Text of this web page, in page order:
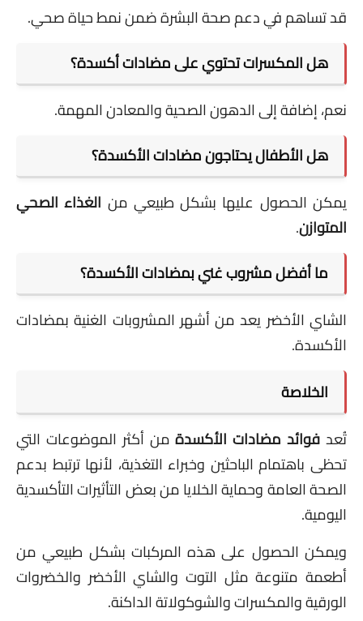
قد تساهم في دعم صحة البشرة ضمن نمط حياة صحي.
هل المكسرات تحتوي على مضادات أكسدة؟
نعم، إضافة إلى الدهون الصحية والمعادن المهمة.
هل الأطفال يحتاجون مضادات الأكسدة؟
يمكن الحصول عليها بشكل طبيعي من الغذاء الصحي
المتوازن.
ما أفضل مشروب غني بمضادات الأكسدة؟
الشاي الأخضر يعد من أشهر المشروبات الغنية بمضادات
الأكسدة.
الخلاصة
تُعد فوائد مضادات الأكسدةمن أكثر الموضوعات التي
تحظى باهتمام الباحثين وخبراء التغذية، لأنها ترتبط بدعم
الصحة العامة وحماية الخلايا من بعض التأثيرات التأكسدية
اليومية.
ويمكن الحصول على هذه المركبات بشكل طبيعي من
أطعمة متنوعة مثل التوت والشاي الأخضر والخضروات
الورقية والمكسرات والشوكولاتة الداكنة.